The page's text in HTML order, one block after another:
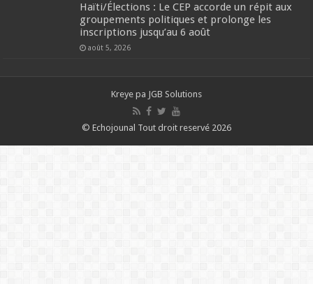
Haïti/Élections : Le CEP accorde un répit aux
groupements politiques et prolonge les
inscriptions jusqu’au 6 août
août 5, 2026
Kreye pa JGB Solutions
© Echojounal Tout droit reservé 2026